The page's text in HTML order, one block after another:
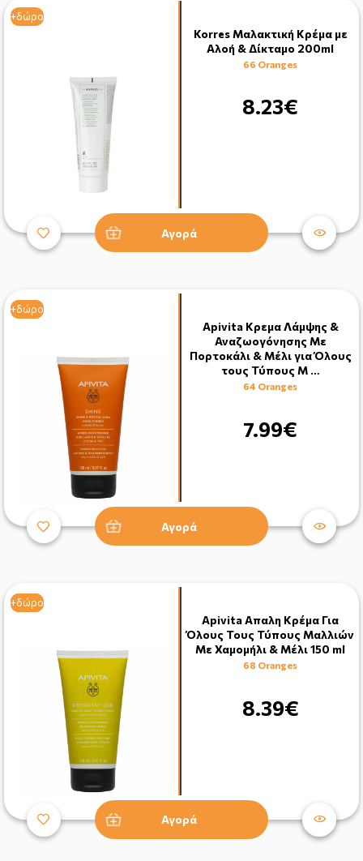
+δώρο
Korres Μαλακτική Κρέμα με
Αλοή & Δίκταμο 200ml
66 Oranges
8.23€
Αγορά
+δώρο
+δώρο
Apivita Kρεμα Λάμψης &
Αναζωογόνησης Με
Πορτοκάλι & Μέλι για Όλους
τους Τύπους Μ …
64 Oranges
7.99€
Αγορά
+δώρο
+δώρο
Apivita Aπαλη Κρέμα Για
Όλους Τους Τύπους Μαλλιών
Με Χαμομήλι & Μέλι 150 ml
68 Oranges
8.39€
Αγορά